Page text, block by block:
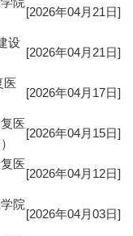
[2026年04月21日]
设
[2026年04月21日]
医
[2026年04月17日]
医
[2026年04月15日]
医
[2026年04月12日]
院
[2026年04月03日]